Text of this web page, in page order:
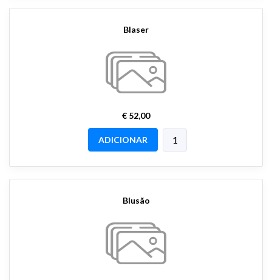
Blaser
€ 52,00
ADICIONAR
Blusão